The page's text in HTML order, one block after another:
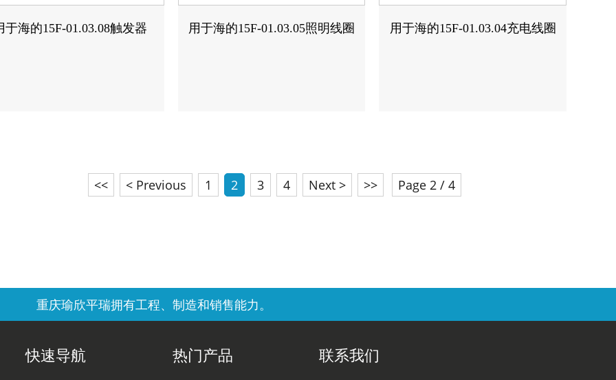
于海的15F-01.03.08触发器 用于海的15F-01.03.05照明线圈 用于海的15F-01.03.04充电线圈
<< < Previous 1 2 3 4 Next > >> Page 2 / 4
重庆瑜欣平瑞拥有工程、制造和销售能力。
快速导航 热门产品 联系我们